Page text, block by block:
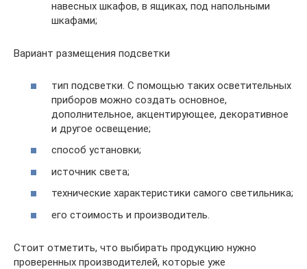
навесных шкафов, в ящиках, под напольными
шкафами;
Вариант размещения подсветки
тип подсветки. С помощью таких осветительных
приборов можно создать основное,
дополнительное, акцентирующее, декоративное
и другое освещение;
способ установки;
источник света;
технические характеристики самого светильника;
его стоимость и производитель.
Стоит отметить, что выбирать продукцию нужно
проверенных производителей, которые уже